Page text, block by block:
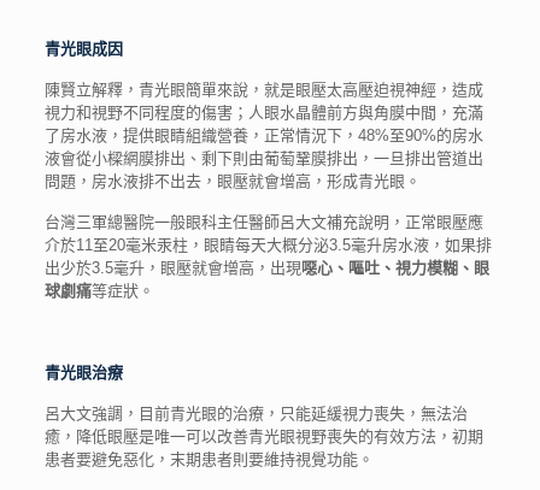
青光眼成因
陳賢立解釋，青光眼簡單來說，就是眼壓太高壓迫視神經，造成
視力和視野不同程度的傷害；人眼水晶體前方與角膜中間，充滿
了房水液，提供眼睛組織營養，正常情況下，48%至90%的房水
液會從小樑網膜排出、剩下則由葡萄鞏膜排出，一旦排出管道出
問題，房水液排不出去，眼壓就會增高，形成青光眼。
台灣三軍總醫院一般眼科主任醫師呂大文補充說明，正常眼壓應
介於11至20毫米汞柱，眼睛每天大概分泌3.5毫升房水液，如果排
出少於3.5毫升，眼壓就會增高，出現噁心、嘔吐、視力模糊、眼
球劇痛等症狀。
青光眼治療
呂大文強調，目前青光眼的治療，只能延緩視力喪失，無法治
癒，降低眼壓是唯一可以改善青光眼視野喪失的有效方法，初期
患者要避免惡化，末期患者則要維持視覺功能。